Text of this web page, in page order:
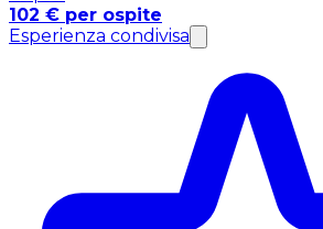
102 € per ospite
Esperienza condivisa